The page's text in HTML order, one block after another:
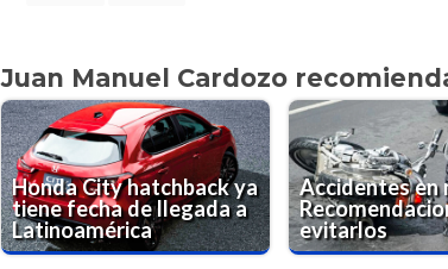
Juan Manuel Cardozo
Honda City hatchback ya
tiene fecha de llegada a
Latinoamérica
Accidentes en
evitarlos